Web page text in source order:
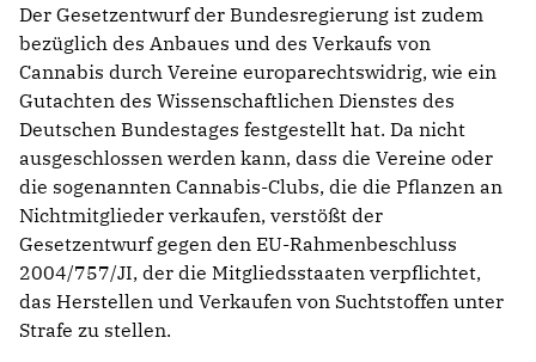
Der Gesetzentwurf der Bundesregierung ist zudem
bezüglich des Anbaues und des Verkaufs von
Cannabis durch Vereine europarechtswidrig, wie ein
Gutachten des Wissenschaftlichen Dienstes des
Deutschen Bundestages festgestellt hat. Da nicht
ausgeschlossen werden kann, dass die Vereine oder
die sogenannten Cannabis-Clubs, die die Pflanzen an
Nichtmitglieder verkaufen, verstößt der
Gesetzentwurf gegen den EU-Rahmenbeschluss
2004/757/JI, der die Mitgliedsstaaten verpflichtet,
das Herstellen und Verkaufen von Suchtstoffen unter
Strafe zu stellen.